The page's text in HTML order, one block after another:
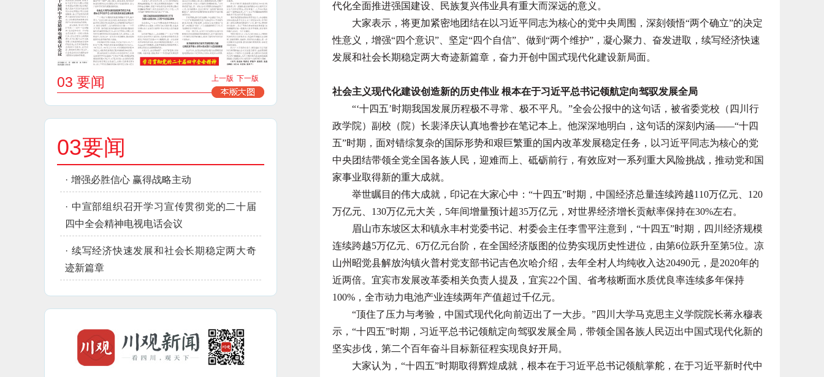
03 要闻 上一版 下一版
03要闻
· 增强必胜信心 赢得战略主动
· 中宣部组织召开学习宣传贯彻党的二十届
四中全会精神电视电话会议
· 续写经济快速发展和社会长期稳定两大奇
迹新篇章
代化全面推进强国建设、民族复兴伟业具有重大而深远的意义。
大家表示，将更加紧密地团结在以习近平同志为核心的党中央周围，深刻领悟“两个确立”的决定
性意义，增强“四个意识”、坚定“四个自信”、做到“两个维护”，凝心聚力、奋发进取，续写经济快速
发展和社会长期稳定两大奇迹新篇章，奋力开创中国式现代化建设新局面。
社会主义现代化建设创造新的历史伟业 根本在于习近平总书记领航定向驾驭发展全局
“‘十四五’时期我国发展历程极不寻常、极不平凡。”全会公报中的这句话，被省委党校（四川行
政学院）副校（院）长裴泽庆认真地誊抄在笔记本上。他深深地明白，这句话的深刻内涵——“十四
五”时期，面对错综复杂的国际形势和艰巨繁重的国内改革发展稳定任务，以习近平同志为核心的党
中央团结带领全党全国各族人民，迎难而上、砥砺前行，有效应对一系列重大风险挑战，推动党和国
家事业取得新的重大成就。
举世瞩目的伟大成就，印记在大家心中：“十四五”时期，中国经济总量连续跨越110万亿元、120
万亿元、130万亿元大关，5年间增量预计超35万亿元，对世界经济增长贡献率保持在30%左右。
眉山市东坡区太和镇永丰村党委书记、村委会主任李雪平注意到，“十四五”时期，四川经济规模
连续跨越5万亿元、6万亿元台阶，在全国经济版图的位势实现历史性进位，由第6位跃升至第5位。凉
山州昭觉县解放沟镇火普村党支部书记吉色次哈介绍，去年全村人均纯收入达20490元，是2020年的
近两倍。宜宾市发展改革委相关负责人提及，宜宾22个国、省考核断面水质优良率连续多年保持
100%，全市动力电池产业连续两年产值超过千亿元。
“顶住了压力与考验，中国式现代化向前迈出了一大步。”四川大学马克思主义学院院长蒋永穆表
示，“十四五”时期，习近平总书记领航定向驾驭发展全局，带领全国各族人民迈出中国式现代化新的
坚实步伐，第二个百年奋斗目标新征程实现良好开局。
大家认为，“十四五”时期取得辉煌成就，根本在于习近平总书记领航掌舵，在于习近平新时代中